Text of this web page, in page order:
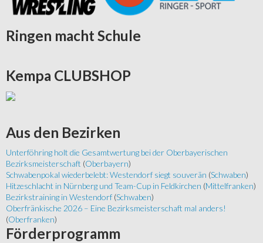
Ringen macht Schule
Kempa CLUBSHOP
Aus den Bezirken
Unterföhring holt die Gesamtwertung bei der Oberbayerischen
Bezirksmeisterschaft (Oberbayern)
Schwabenpokal wiederbelebt: Westendorf siegt souverän (Schwaben)
Hitzeschlacht in Nürnberg und Team-Cup in Feldkirchen (Mittelfranken)
Bezirkstraining in Westendorf (Schwaben)
Oberfränkische 2026 – Eine Bezirksmeisterschaft mal anders!
(Oberfranken)
Förderprogramm